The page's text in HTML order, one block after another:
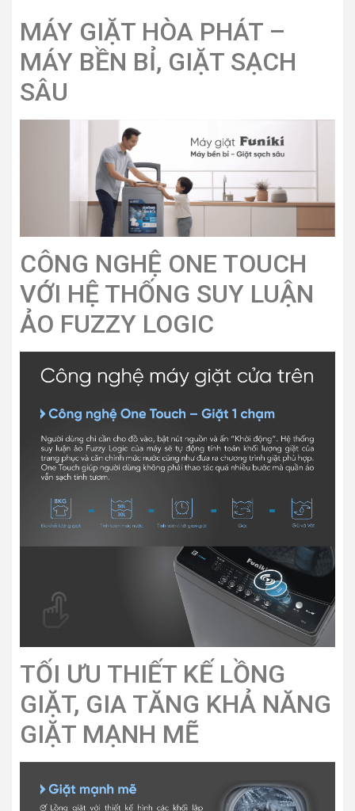
MÁY GIẶT HÒA PHÁT –
MÁY BỀN BỈ, GIẶT SẠCH
SÂU
CÔNG NGHỆ ONE TOUCH
VỚI HỆ THỐNG SUY LUẬN
ẢO FUZZY LOGIC
TỐI ƯU THIẾT KẾ LỒNG
GIẶT, GIA TĂNG KHẢ NĂNG
GIẶT MẠNH MẼ